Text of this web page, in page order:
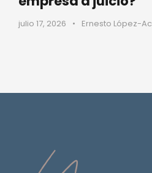
julio 17, 2026 • Ernesto López-